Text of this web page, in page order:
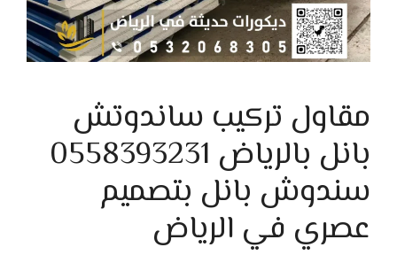
مقاول تركيب ساندوتش
بانل بالرياض 0558393231
سندوش بانل بتصميم
عصري في الرياض